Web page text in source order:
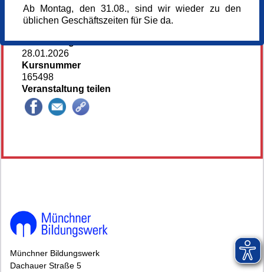
Referent_in
Thomas Beecht
Anmeldung bis
28.01.2026
Kursnummer
165498
Veranstaltung teilen
Münchner Bildungswerk
Dachauer Straße 5
Ab Montag, den 31.08., sind wir wieder zu den
üblichen Geschäftszeiten für Sie da.